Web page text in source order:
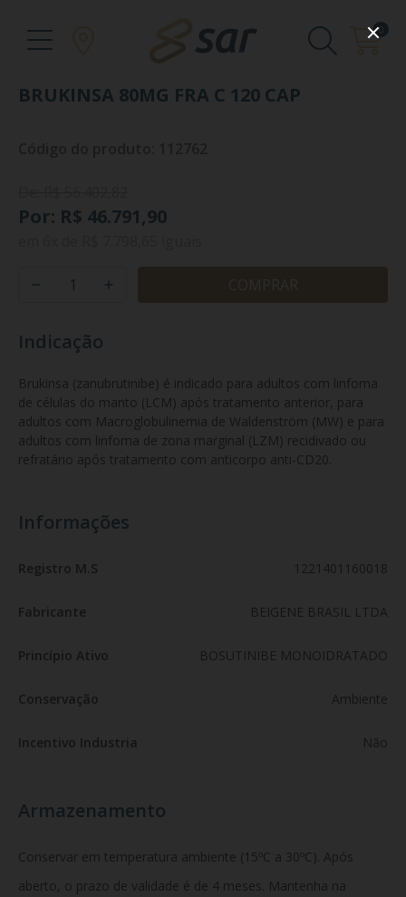
0
BRUKINSA 80MG FRA C 120 CAP
Por: R$ 46.791,90
Indicação
Brukinsa (zanubrutinibe) é indicado para adultos com linfoma
de células do manto (LCM) após tratamento anterior, para
adultos com Macroglobulinemia de Waldenström (MW) e para
adultos com linfoma de zona marginal (LZM) recidivado ou
refratário após tratamento com anticorpo anti-CD20.
Informações
Registro M.S 1221401160018
Fabricante BEIGENE BRASIL LTDA
Princípio Ativo BOSUTINIBE MONOIDRATADO
Conservação Ambiente
Incentivo Industria Não
Armazenamento
Conservar em temperatura ambiente (15ºC a 30ºC). Após
aberto, o prazo de validade é de 4 meses. Mantenha na